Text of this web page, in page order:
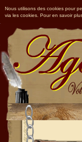
Nous utilisons des cookies pour
via les cookies. Pour en savoir